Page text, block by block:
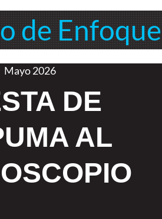
de Enfoque
Mayo 2026
DE
AL